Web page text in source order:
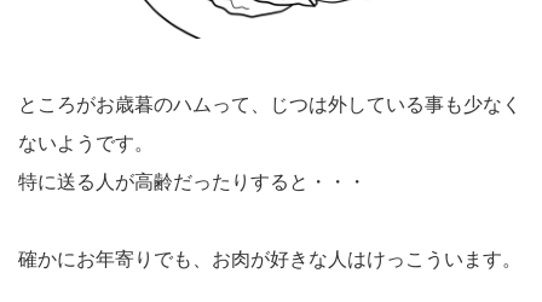
ところがお歳暮のハムって、じつは外している事も少なく
ないようです。
特に送る人が高齢だったりすると・・・
確かにお年寄りでも、お肉が好きな人はけっこういます。